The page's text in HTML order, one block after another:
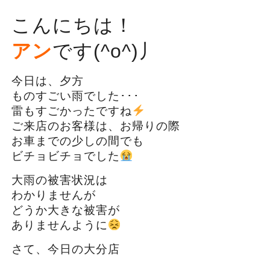
こんにちは！
アンです(^o^)丿
今日は、夕方
ものすごい雨でした･･･
雷もすごかったですね
ご来店のお客様は、お帰りの際
お車までの少しの間でも
ビチョビチョでした
大雨の被害状況は
わかりませんが
どうか大きな被害が
ありませんように
さて、今日の大分店